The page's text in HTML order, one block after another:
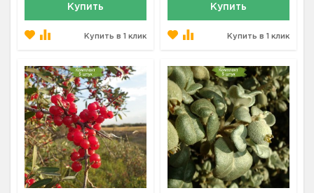
Купить
Купить в 1 клик
Купить
Купить в 1 клик